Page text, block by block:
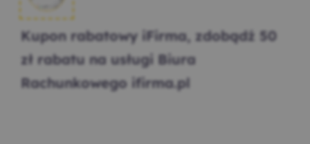
Kupon rabatowy iFirma, zdobądź 50
zł rabatu na usługi Biura
Rachunkowego ifirma.pl